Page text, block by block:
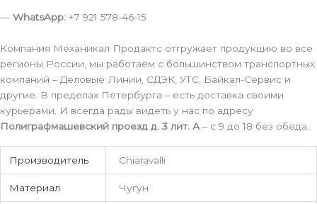
— WhatsApp: +7 921 578-46-15
Компания Механикал Продактс отгружает продукцию во все
регионы России, мы работаем с большинством транспортных
компаний – Деловые Линии, СДЭК, УТС, Байкал-Сервис и
другие. В пределах Петербурга – есть доставка своими
курьерами. И всегда рады видеть у нас по адресу
Полиграфмашевский проезд д. 3 лит. А– с 9 до 18 без обеда.
Производитель Chiaravalli
Материал Чугун